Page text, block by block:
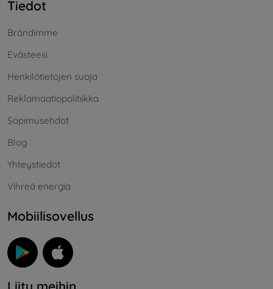
Tiedot
Brändimme
Evästeesi
Henkilötietojen suoja
Reklamaatiopolitiikka
Sopimusehdot
Blog
Yhteystiedot
Vihreä energia
Mobiilisovellus
Liity meihin